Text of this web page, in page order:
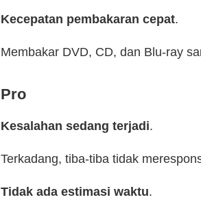
Kecepatan pembakaran cepat.
Membakar DVD, CD, dan Blu-ray
Pro
Kesalahan sedang terjadi.
Terkadang, tiba-tiba tidak
Tidak ada estimasi waktu.